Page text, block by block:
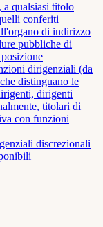
qualsiasi titolo
conferiti
di indirizzo
pubbliche di
dirigenziali (da
distinguano le
dirigenti
titolari di
con funzioni
discrezionali